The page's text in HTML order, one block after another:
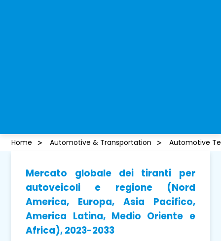
Home Automotive & Transportation Automotive
Mercato globale dei tiranti per
autoveicoli e regione (Nord
America, Europa, Asia Pacifico,
America Latina, Medio Oriente e
Africa), 2023-2033